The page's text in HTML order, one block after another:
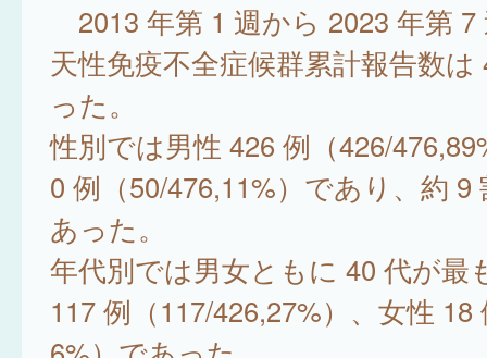
2013 年第 1 週から 2023 年第
天性免疫不全症候群累計報告数は
った。
性別では男性 426 例（426/
0 例（50/476,11%）であり、約 9
あった。
年代別では男女ともに 40 代が最
117 例（117/426,27%）、女性 18